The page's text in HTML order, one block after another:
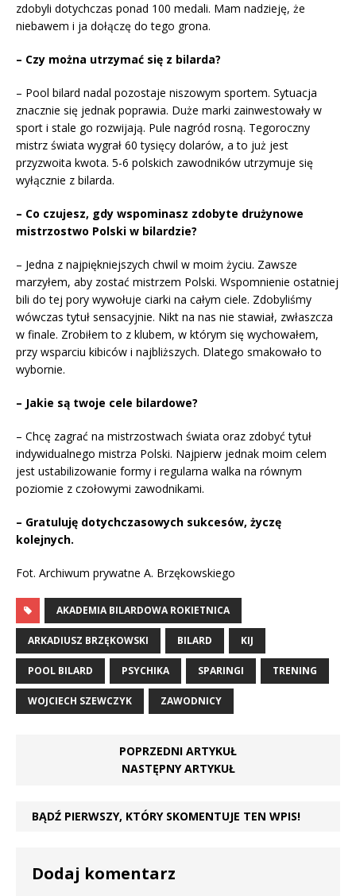
zdobyli dotychczas ponad 100 medali. Mam nadzieję, że
niebawem i ja dołączę do tego grona.
– Czy można utrzymać się z bilarda?
– Pool bilard nadal pozostaje niszowym sportem. Sytuacja
znacznie się jednak poprawia. Duże marki zainwestowały w
sport i stale go rozwijają. Pule nagród rosną. Tegoroczny
mistrz świata wygrał 60 tysięcy dolarów, a to już jest
przyzwoita kwota. 5-6 polskich zawodników utrzymuje się
wyłącznie z bilarda.
– Co czujesz, gdy wspominasz zdobyte drużynowe
mistrzostwo Polski w bilardzie?
– Jedna z najpiękniejszych chwil w moim życiu. Zawsze
marzyłem, aby zostać mistrzem Polski. Wspomnienie ostatniej
bili do tej pory wywołuje ciarki na całym ciele. Zdobyliśmy
wówczas tytuł sensacyjnie. Nikt na nas nie stawiał, zwłaszcza
w finale. Zrobiłem to z klubem, w którym się wychowałem,
przy wsparciu kibiców i najbliższych. Dlatego smakowało to
wybornie.
– Jakie są twoje cele bilardowe?
– Chcę zagrać na mistrzostwach świata oraz zdobyć tytuł
indywidualnego mistrza Polski. Najpierw jednak moim celem
jest ustabilizowanie formy i regularna walka na równym
poziomie z czołowymi zawodnikami.
– Gratuluję dotychczasowych sukcesów, życzę
kolejnych.
Fot. Archiwum prywatne A. Brzękowskiego
AKADEMIA BILARDOWA ROKIETNICA
ARKADIUSZ BRZĘKOWSKI BILARD KIJ
POOL BILARD PSYCHIKA SPARINGI TRENING
WOJCIECH SZEWCZYK ZAWODNICY
POPRZEDNI ARTYKUŁ
NASTĘPNY ARTYKUŁ
BĄDŹ PIERWSZY, KTÓRY SKOMENTUJE TEN WPIS!
Dodaj komentarz